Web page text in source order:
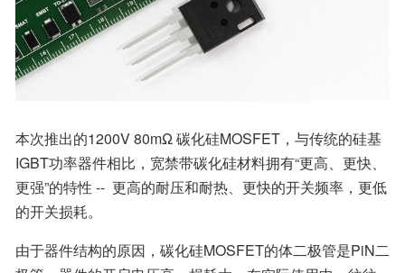
本次推出的1200V 80mΩ 碳化硅MOSFET，与传统的硅基
IGBT功率器件相比，宽禁带碳化硅材料拥有“更高、更快、
更强”的特性 --  更高的耐压和耐热、更快的开关频率，更低
的开关损耗。
由于器件结构的原因，碳化硅MOSFET的体二极管是PiN二